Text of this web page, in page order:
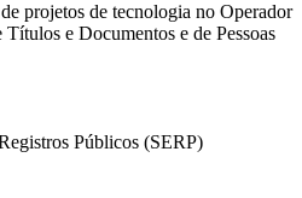
projetos de tecnologia no Operador
e Documentos e de Pessoas
Públicos (SERP)